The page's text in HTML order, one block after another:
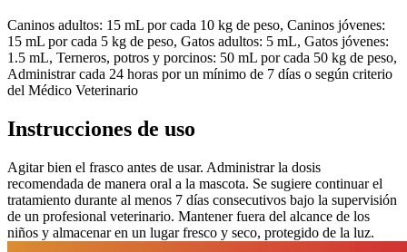
Caninos adultos: 15 mL por cada 10 kg de peso, Caninos jóvenes:
15 mL por cada 5 kg de peso, Gatos adultos: 5 mL, Gatos jóvenes:
1.5 mL, Terneros, potros y porcinos: 50 mL por cada 50 kg de peso,
Administrar cada 24 horas por un mínimo de 7 días o según criterio
del Médico Veterinario
Instrucciones de uso
Agitar bien el frasco antes de usar. Administrar la dosis
recomendada de manera oral a la mascota. Se sugiere continuar el
tratamiento durante al menos 7 días consecutivos bajo la supervisión
de un profesional veterinario. Mantener fuera del alcance de los
niños y almacenar en un lugar fresco y seco, protegido de la luz.